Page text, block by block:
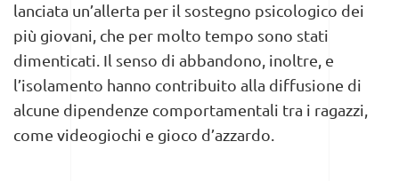
lanciata un’allerta per il sostegno psicologico dei
più giovani, che per molto tempo sono stati
dimenticati. Il senso di abbandono, inoltre, e
l’isolamento hanno contribuito alla diffusione di
alcune dipendenze comportamentali tra i ragazzi,
come videogiochi e gioco d’azzardo.